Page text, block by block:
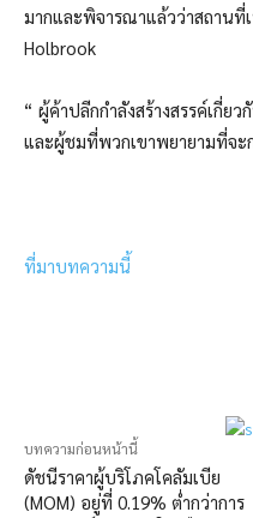
มากและพิจารณาแล้วว่าสถานที่
Holbrook
“ ผู้ค้าปลีกกำลังสร้างสรรค์เกี่ย
และผู้ชมที่พวกเขาพยายามที่จะ
ที่มาบทความนี้
บทความก่อนหน้านี้
ดัชนีราคาผู้บริโภคโคลัมเบีย
(MOM) อยู่ที่ 0.19% ต่ำกว่าการ